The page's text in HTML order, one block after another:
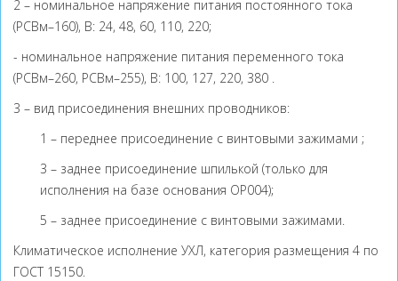
2 – номинальное напряжение питания постоянного тока
(РСВм–160), В: 24, 48, 60, 110, 220;
- номинальное напряжение питания переменного тока
(РСВм–260, РСВм–255), В: 100, 127, 220, 380 .
3 – вид присоединения внешних проводников:
1 – переднее присоединение с винтовыми зажимами ;
3 – заднее присоединение шпилькой (только для
исполнения на базе основания ОР004);
5 – заднее присоединение с винтовыми зажимами.
Климатическое исполнение УХЛ, категория размещения 4 по
ГОСТ 15150.